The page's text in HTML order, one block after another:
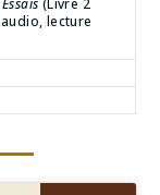
Essais (Livre 2
lecture